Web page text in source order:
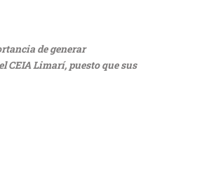
de generar
CEIA Limarí, puesto que sus